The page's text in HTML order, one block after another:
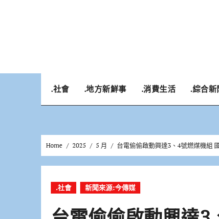
.社會 .地方新鮮事 .消費生活 .綜合新
Home 2025 5 月 台電偷偷啟動興達3、4號燃煤機組
.社會 新聞來源:今傳媒